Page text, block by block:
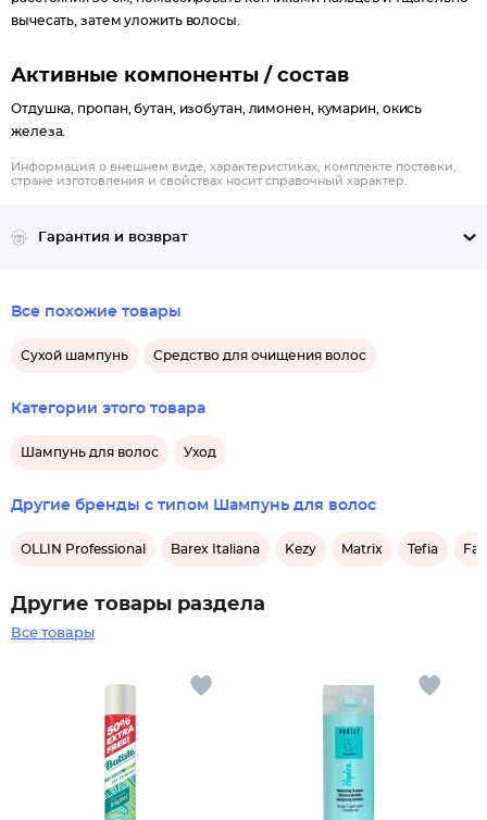
вычесать, затем уложить волосы.
Активные компоненты / состав
Отдушка, пропан, бутан, изобутан, лимонен, кумарин, окись
железа.
Информация о внешнем виде, характеристиках, комплекте поставки,
стране изготовления и свойствах носит справочный характер.
Гарантия и возврат
Все похожие товары
Сухой шампунь Средство для очищения волос
Категории этого товара
Шампунь для волос Уход
Другие бренды с типом Шампунь для волос
OLLIN Professional Barex Italiana Kezy Matrix Tefia
Другие товары раздела
Все товары